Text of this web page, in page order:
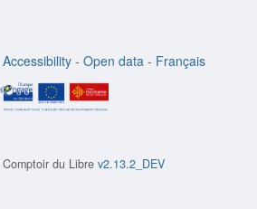
Accessibility - Open data - Français
Comptoir du Libre v2.13.2_DEV